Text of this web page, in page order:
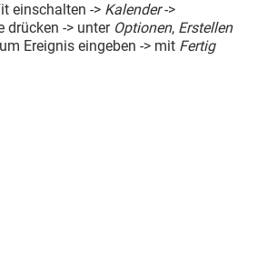
einschalten -> Kalender->
drücken -> unter Optionen, Erstellen
Ereignis eingeben -> mit Fertig